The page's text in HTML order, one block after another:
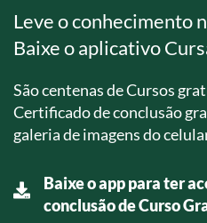
Leve o conhecimento
Baixe o aplicativo
São centenas de Cursos
Certificado de conclusão
galeria de imagens do
Baixe o app para ter
conclusão de Curso